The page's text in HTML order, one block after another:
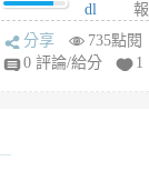
前
dl
sq
fy
報
分享
735點閱
0 評論/給分
1